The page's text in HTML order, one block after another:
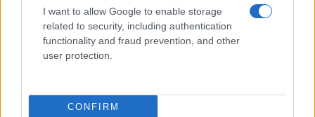
I want to allow Google to enable storage
related to security, including authentication
functionality and fraud prevention, and other
user protection.
CONFIRM
Ricevi le nostre ultime news
daGoogle News
Condividi l'articolo